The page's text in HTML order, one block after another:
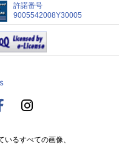
許諾番号
9005542008Y30005
るすべての画像、